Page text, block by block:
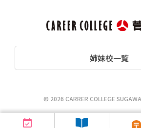
姉妹校一覧
© 2026 CARRER COLLEGE